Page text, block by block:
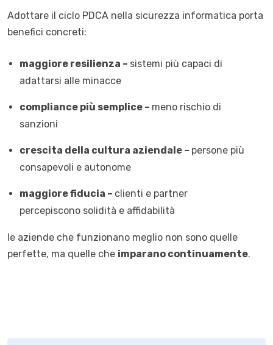
Adottare il ciclo PDCA nella sicurezza informatica porta
benefici concreti:
maggiore resilienza – sistemi più capaci di
adattarsi alle minacce
compliance più semplice – meno rischio di
sanzioni
crescita della cultura aziendale – persone più
consapevoli e autonome
maggiore fiducia – clienti e partner
percepiscono solidità e affidabilità
le aziende che funzionano meglio non sono quelle
perfette, ma quelle che imparano continuamente.